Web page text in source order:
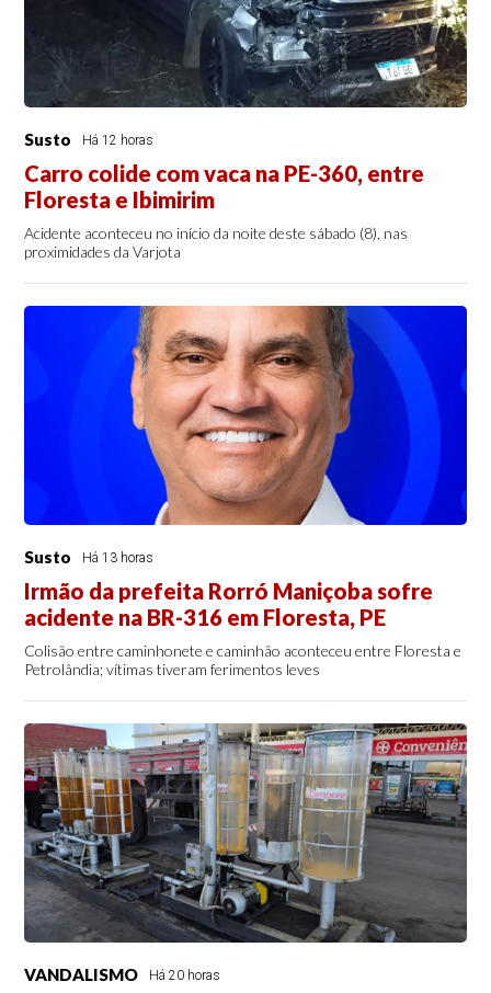
Susto Há 12 horas
Carro colide com vaca na PE-360, entre
Floresta e Ibimirim
Acidente aconteceu no início da noite deste sábado (8), nas
proximidades da Varjota
Susto Há 13 horas
Irmão da prefeita Rorró Maniçoba sofre
acidente na BR-316 em Floresta, PE
Colisão entre caminhonete e caminhão aconteceu entre Floresta e
Petrolândia; vítimas tiveram ferimentos leves
VANDALISMO Há 20 horas